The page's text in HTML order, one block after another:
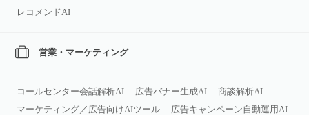
レコメンドAI
営業・マーケティング
コールセンター会話解析AI 広告バナー生成AI
商談解析AI
マーケティング／広告向けAIツール
広告キャンペーン自動運用AI